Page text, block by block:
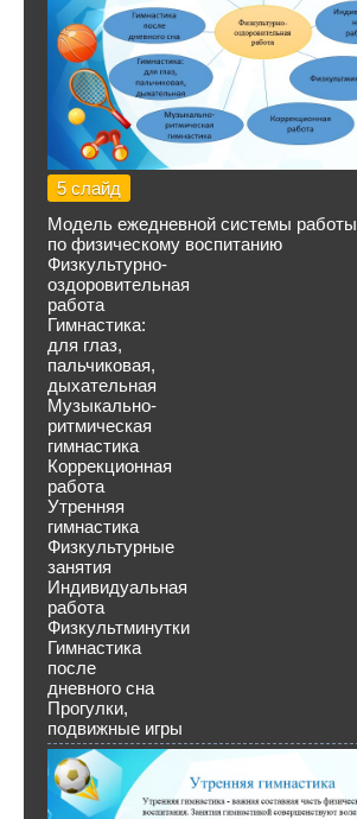
5 слайд
Модель ежедневной системы работы
по физическому воспитанию
Физкультурно-
оздоровительная
работа
Гимнастика:
для глаз,
пальчиковая,
дыхательная
Музыкально-
ритмическая
гимнастика
Коррекционная
работа
Утренняя
гимнастика
Физкультурные
занятия
Индивидуальная
работа
Физкультминутки
Гимнастика
после
дневного сна
Прогулки,
подвижные игры